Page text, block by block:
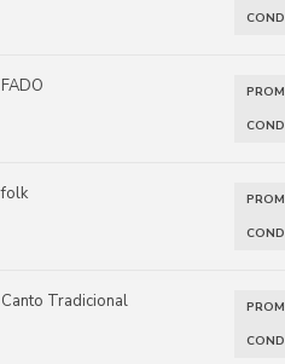
FADO
folk
Canto Tradicional